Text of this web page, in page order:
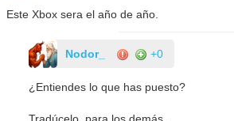
Este Xbox sera el año de año.
Nodor_ +0
¿Entiendes lo que has puesto?
Tradúcelo, para los demás...